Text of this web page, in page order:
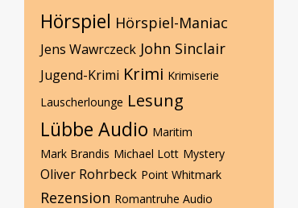
Hörspiel Hörspiel-Maniac
Jens Wawrczeck John Sinclair
Jugend-Krimi Krimi Krimiserie
Lauscherlounge Lesung
Lübbe Audio Maritim
Mark Brandis Michael Lott Mystery
Oliver Rohrbeck Point Whitmark
Rezension Romantruhe Audio